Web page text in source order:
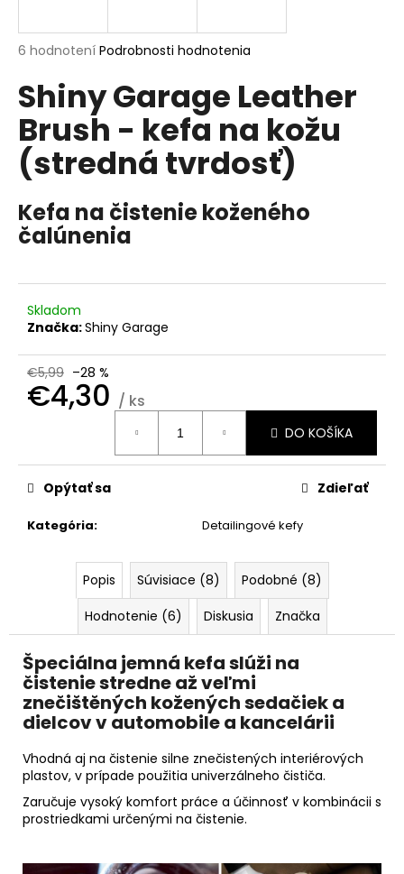
Priemerné
produktu
je
5,0
5
hviezdičiek.
6 hodnotení Podrobnosti hodnotenia
Shiny Garage Leather
Brush - kefa na kožu
(stredná tvrdosť)
Kefa na čistenie koženého
čalúnenia
Skladom
Značka:Shiny Garage
€5,99 –28 %
€4,30 / ks
DO KOŠÍKA
Kategória: Detailingové kefy
Opýtať sa Zdieľať
Popis Súvisiace (8)
Podobné (8)
Hodnotenie (6)
Diskusia Značka
Špeciálna jemná kefa slúži na
čistenie stredne až veľmi
znečištěných kožených sedačiek a
dielcov v automobile a kancelárii
Vhodná aj na čistenie silne znečistených interiérových
plastov, v prípade použitia univerzálneho čističa.
Zaručuje vysoký komfort práce a účinnosť v kombinácii s
prostriedkami určenými na čistenie.
j
ť
?
HĽADAŤ
O
d
p
ú
č
e
SHINY
GARAGE